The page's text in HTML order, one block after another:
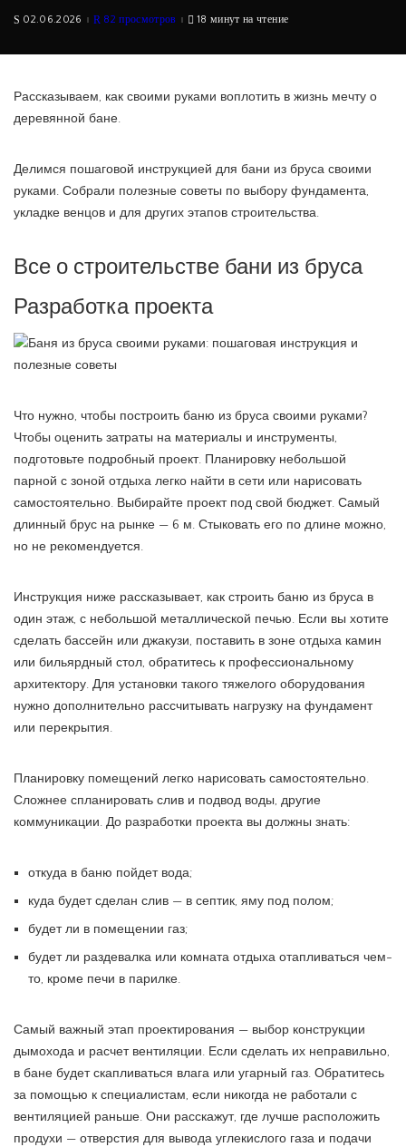
02.06.2026 82 просмотров 18 минут на чтение
Рассказываем, как своими руками воплотить в жизнь мечту о
деревянной бане.
Делимся пошаговой инструкцией для бани из бруса своими
руками. Собрали полезные советы по выбору фундамента,
укладке венцов и для других этапов строительства.
Все о строительстве бани из бруса
Разработка проекта
Что нужно, чтобы построить баню из бруса своими руками?
Чтобы оценить затраты на материалы и инструменты,
подготовьте подробный проект. Планировку небольшой
парной с зоной отдыха легко найти в сети или нарисовать
самостоятельно. Выбирайте проект под свой бюджет. Самый
длинный брус на рынке — 6 м. Стыковать его по длине можно,
но не рекомендуется.
Инструкция ниже рассказывает, как строить баню из бруса в
один этаж, с небольшой металлической печью. Если вы хотите
сделать бассейн или джакузи, поставить в зоне отдыха камин
или бильярдный стол, обратитесь к профессиональному
архитектору. Для установки такого тяжелого оборудования
нужно дополнительно рассчитывать нагрузку на фундамент
или перекрытия.
Планировку помещений легко нарисовать самостоятельно.
Сложнее спланировать слив и подвод воды, другие
коммуникации. До разработки проекта вы должны знать:
откуда в баню пойдет вода;
куда будет сделан слив — в септик, яму под полом;
будет ли в помещении газ;
будет ли раздевалка или комната отдыха отапливаться чем-
то, кроме печи в парилке.
Самый важный этап проектирования — выбор конструкции
дымохода и расчет вентиляции. Если сделать их неправильно,
в бане будет скапливаться влага или угарный газ. Обратитесь
за помощью к специалистам, если никогда не работали с
вентиляцией раньше. Они расскажут, где лучше расположить
продухи — отверстия для вывода углекислого газа и подачи